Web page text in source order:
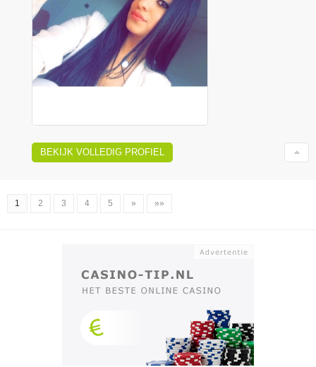
BEKIJK VOLLEDIG PROFIEL
1 2 3 4 5 » »»